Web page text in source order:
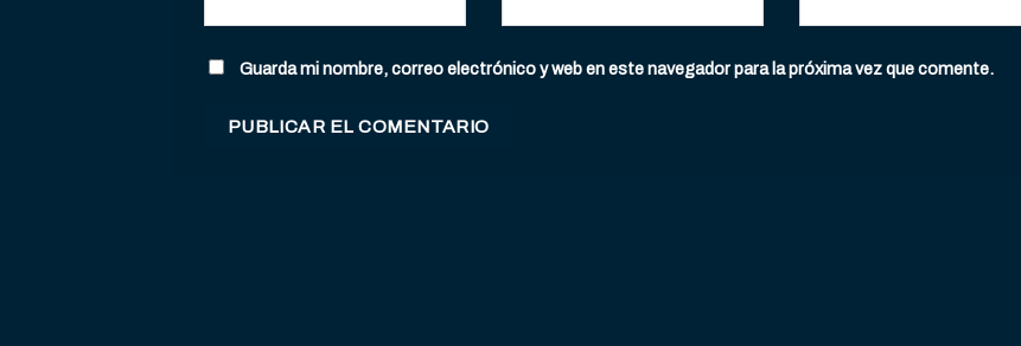
Guarda mi nombre, correo electrónico y web en este navegador para la próxima vez que comente.